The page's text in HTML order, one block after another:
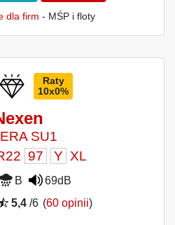
dla firm - MŚP i floty
Raty
10x0%
SU1
97 Y XL
B
69dB
5,4/6 (60 opinii)